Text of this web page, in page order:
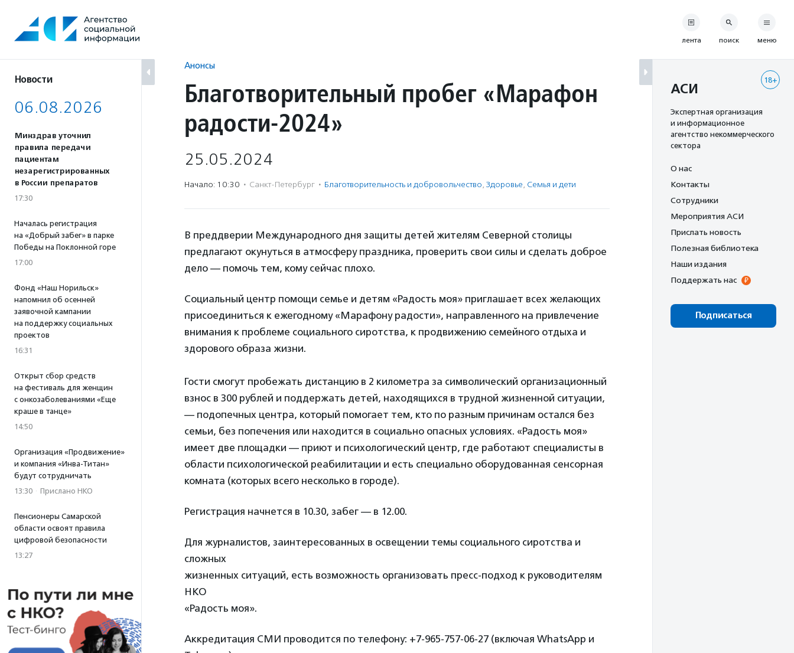
содержанию
Новости
06.08.2026
Минздрав уточнил
правила передачи
пациентам
незарегистрированных
в России препаратов
17:30
Началась регистрация
на «Добрый забег» в парке
Победы на Поклонной горе
17:00
Фонд «Наш Норильск»
напомнил об осенней
заявочной кампании
на поддержку социальных
проектов
16:31
Открыт сбор средств
на фестиваль для женщин
с онкозаболеваниями «Еще
краше в танце»
14:50
Организация «Продвижение»
и компания «Инва-Титан»
будут сотрудничать
13:30 · Прислано НКО
Пенсионеры Самарской
области освоят правила
цифровой безопасности
13:27
Анонсы
Благотворительный пробег «Марафон
радости-2024»
25.05.2024
Начало: 10:30 · Санкт-Петербург · Благотвори­тель­ность и доброволь­чест­во, Здоровье, Семья и дети
В преддверии Международного дня защиты детей жителям Северной столицы
предлагают окунуться в атмосферу праздника, проверить свои силы и сделать доброе
дело — помочь тем, кому сейчас плохо.
Социальный центр помощи семье и детям «Радость моя» приглашает всех желающих
присоединиться к ежегодному «Марафону радости», направленного на привлечение
внимания к проблеме социального сиротства, к продвижению семейного отдыха и
здорового образа жизни.
Гости смогут пробежать дистанцию в 2 километра за символический организационный
взнос в 300 рублей и поддержать детей, находящихся в трудной жизненной ситуации,
— подопечных центра, который помогает тем, кто по разным причинам остался без
семьи, без попечения или находится в социально опасных условиях. «Радость моя»
имеет две площадки — приют и психологический центр, где работают специалисты в
области психологической реабилитации и есть специально оборудованная сенсорная
комната (которых всего несколько в городе).
Регистрация начнется в 10.30, забег — в 12.00.
Для журналистов, заинтересованных в освещении темы социального сиротства и
сложных
жизненных ситуаций, есть возможность организовать пресс-подход к руководителям
НКО
«Радость моя».
Аккредитация СМИ проводится по телефону: +7-965-757-06-27 (включая WhatsApp и
лента поиск меню
18+
АСИ
Экспертная организация
и информационное
агентство некоммерческого
сектора
О нас
Контакты
Сотрудники
Мероприятия АСИ
Прислать новость
Полезная библиотека
Наши издания
Поддержать нас
Подписаться